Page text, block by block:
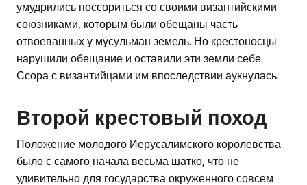
умудрились поссориться со своими византийскими
союзниками, которым были обещаны часть
отвоеванных у мусульман земель. Но крестоносцы
нарушили обещание и оставили эти земли себе.
Ссора с византийцами им впоследствии аукнулась.
Второй крестовый поход
Положение молодого Иерусалимского королевства
было с самого начала весьма шатко, что не
удивительно для государства окруженного совсем